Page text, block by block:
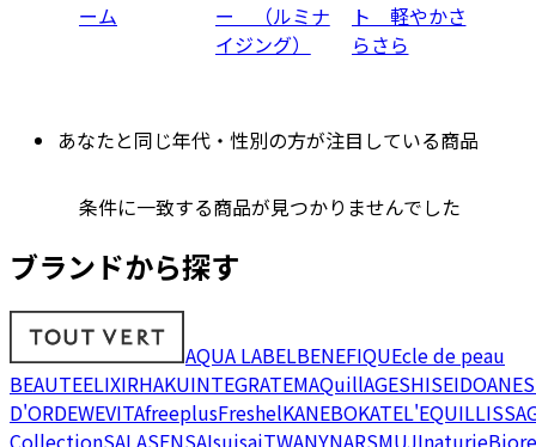
ーム
ー （ルミナ
イジング）
ト 軽やかさ
らさら
あなたと同じ年代・性別の方が注目している商品
条件に一致する商品が見つかりませんでした
ブランドから探す
AQUA LABELBENEFIQUEcle de peau
BEAUTEELIXIRHAKUINTEGRATEMAQuillAGESHISEIDO
D'ORDEWEVITAfreeplusFreshelKANEBOKATEL'EQUIL
CollectionSALASENSAIsuisaiTWANYNARSMUJInaturieBiore